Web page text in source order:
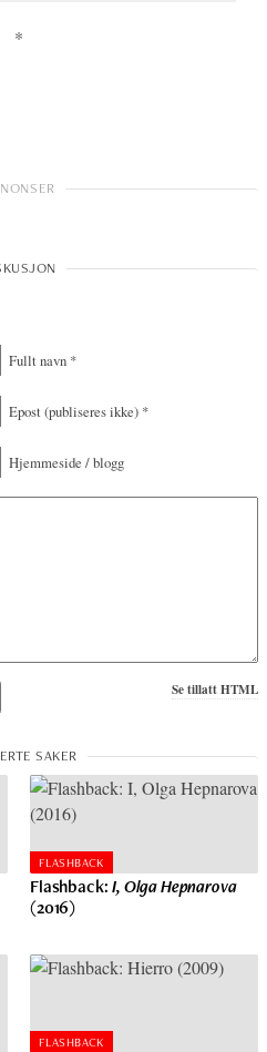
*
Fullt navn *
Epost(publiseres ikke) *
Hjemmeside / blogg
Se tillatt HTML
FLASHBACK
Flashback: I, Olga Hepnarova
(2016)
FLASHBACK